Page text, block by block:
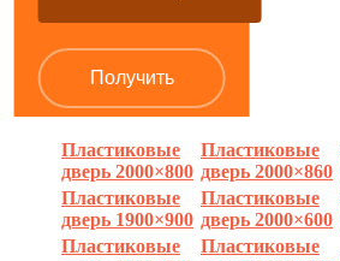
Пластиковые
дверь 2000×800
Пластиковые
дверь 2000×860
Пластиковые
дверь 1900×900
Пластиковые
дверь 2000×600
Пластиковые
Пластиковые